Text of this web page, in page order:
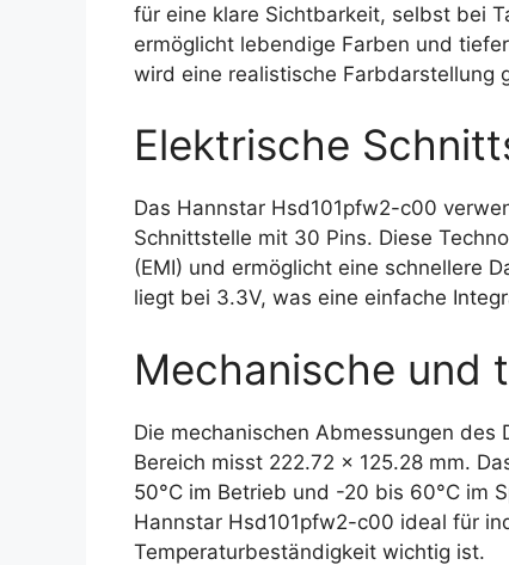
für eine klare Sichtbarkeit, selbst bei
ermöglicht lebendige Farben und
wird eine realistische Farbdarstellung
Elektrische
Das Hannstar Hsd101pfw2-c00
Schnittstelle mit 30 Pins. Diese
(EMI) und ermöglicht eine schnellere
liegt bei 3.3V, was eine einfache
Mechanische und
Die mechanischen Abmessungen
Bereich misst 222.72 x 125.28 mm.
50°C im Betrieb und -20 bis 60°C im
Hannstar Hsd101pfw2-c00 ideal für
Temperaturbeständigkeit wichtig ist.